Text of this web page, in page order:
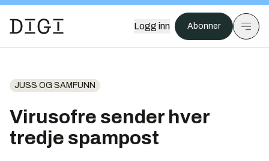
Logg inn Abonner
JUSS OG SAMFUNN
Virusofre sender hver
tredje spampost